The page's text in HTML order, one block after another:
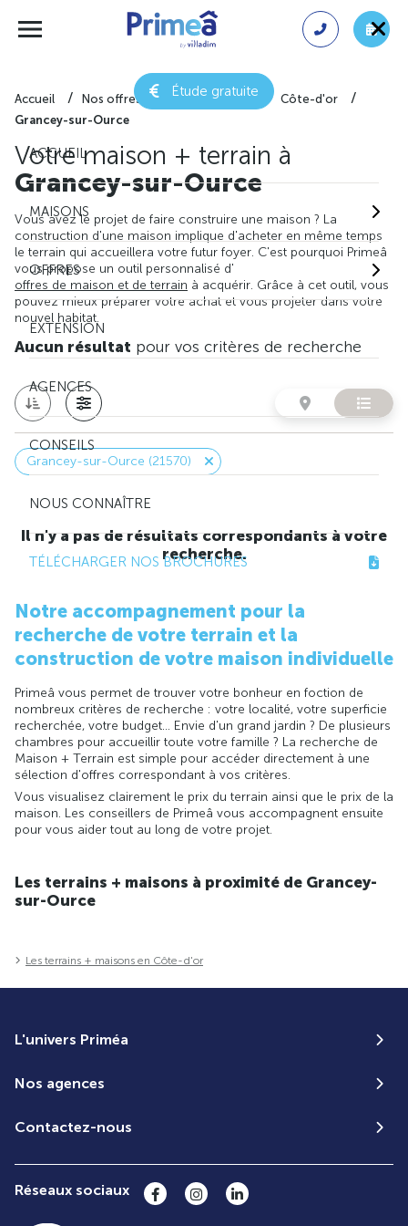
Étude gratuite
ACCUEIL
MAISONS
OFFRES
EXTENSION
AGENCES
CONSEILS
NOUS CONNAÎTRE
TÉLÉCHARGER NOS BROCHURES
Accueil Nos offres de maison + terrain
Côte-d'or
Grancey-sur-Ource
Votre maison + terrain à
Grancey-sur-Ource
Vous avez le projet de faire construire une maison ? La
construction d'une maison implique d'acheter en même temps
le terrain qui accueillera votre futur foyer. C'est pourquoi Primeâ
vous propose un outil personnalisé d'
offres de maison et de terrain à acquérir. Grâce à cet outil, vous
pouvez mieux préparer votre achat et vous projeter dans votre
nouvel habitat.
Aucun résultat pour vos critères de recherche
Grancey-sur-Ource (21570)
Il n'y a pas de résultats correspondants à votre
recherche.
Notre accompagnement pour la
recherche de votre terrain et la
construction de votre maison individuelle
Primeâ vous permet de trouver votre bonheur en foction de
nombreux critères de recherche : votre localité, votre superficie
recherchée, votre budget... Envie d'un grand jardin ? De plusieurs
chambres pour accueillir toute votre famille ? La recherche de
Maison + Terrain est simple pour accéder directement à une
sélection d'offres correspondant à vos critères.
Vous visualisez clairement le prix du terrain ainsi que le prix de la
maison. Les conseillers de Primeâ vous accompagnent ensuite
pour vous aider tout au long de votre projet.
Les terrains + maisons à proximité de Grancey-
sur-Ource
Les terrains + maisons en Côte-d'or
L'univers Priméa
Nos agences
Contactez-nous
Réseaux sociaux